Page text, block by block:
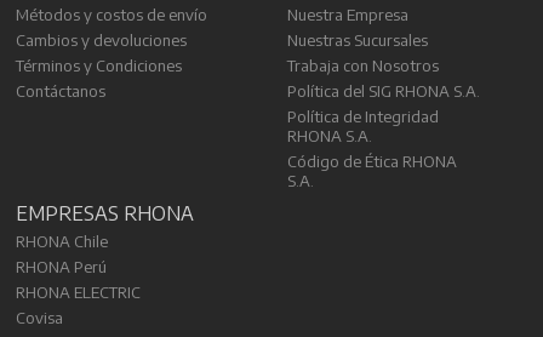
Métodos y costos de envío
Cambios y devoluciones
Términos y Condiciones
Contáctanos
Nuestra Empresa
Nuestras Sucursales
Trabaja con Nosotros
Política del SIG RHONA S.A.
Política de Integridad
RHONA S.A.
Código de Ética RHONA
S.A.
EMPRESAS RHONA
RHONA Chile
RHONA Perú
RHONA ELECTRIC
Covisa